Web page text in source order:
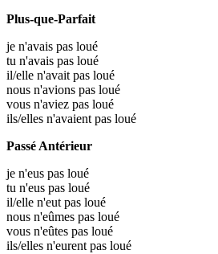
Plus-que-Parfait
je n'avais pas loué
tu n'avais pas loué
il/elle n'avait pas loué
nous n'avions pas loué
vous n'aviez pas loué
ils/elles n'avaient pas loué
Passé Antérieur
je n'eus pas loué
tu n'eus pas loué
il/elle n'eut pas loué
nous n'eûmes pas loué
vous n'eûtes pas loué
ils/elles n'eurent pas loué